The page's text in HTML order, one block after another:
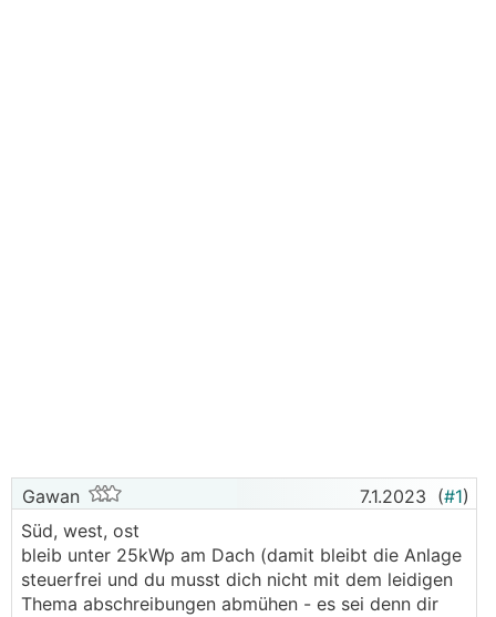
Gawan 7.1.2023 (#1)
Süd, west, ost
bleib unter 25kWp am Dach (damit bleibt die Anlage
steuerfrei und du musst dich nicht mit dem leidigen
Thema abschreibungen abmühen - es sei denn dir